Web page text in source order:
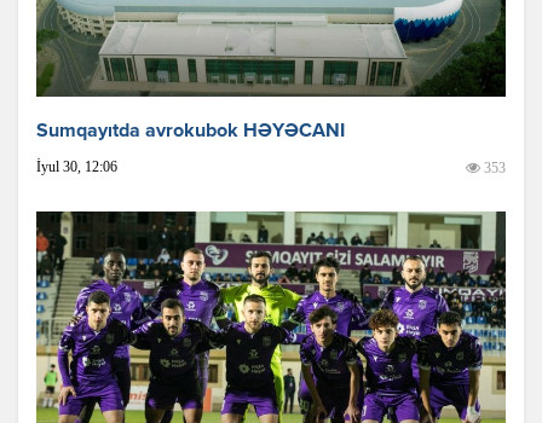
Sumqayıtda avrokubok HƏYƏCANI
İyul 30, 12:06 353